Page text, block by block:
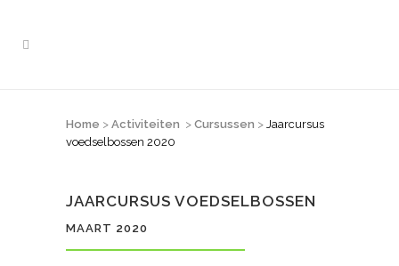
2020
Home > Activiteiten > Cursussen > Jaarcursus
voedselbossen 2020
JAARCURSUS VOEDSELBOSSEN
MAART 2020